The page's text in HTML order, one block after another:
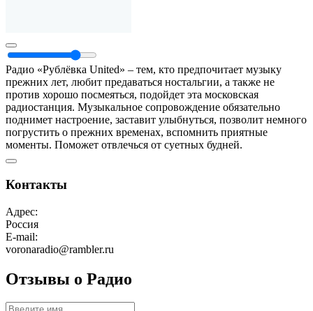
Радио «Рублёвка United» – тем, кто предпочитает музыку
прежних лет, любит предаваться ностальгии, а также не
против хорошо посмеяться, подойдет эта московская
радиостанция. Музыкальное сопровождение обязательно
поднимет настроение, заставит улыбнуться, позволит немного
погрустить о прежних временах, вспомнить приятные
моменты. Поможет отвлечься от суетных будней.
Контакты
Адрес:
Россия
E-mail:
voronaradio@rambler.ru
Отзывы о Радио